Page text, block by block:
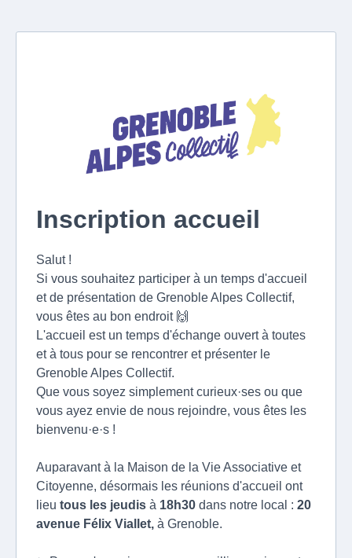
Inscription accueil
Salut !
Si vous souhaitez participer à un temps d'accueil
et de présentation de Grenoble Alpes Collectif,
vous êtes au bon endroit 🙌
L'accueil est un temps d'échange ouvert à toutes
et à tous pour se rencontrer et présenter le
Grenoble Alpes Collectif.
Que vous soyez simplement curieux·ses ou que
vous ayez envie de nous rejoindre, vous êtes les
bienvenu·e·s !
Auparavant à la Maison de la Vie Associative et
Citoyenne, désormais les réunions d'accueil ont
lieu tous les jeudis à 18h30 dans notre local : 20
avenue Félix Viallet, à Grenoble.